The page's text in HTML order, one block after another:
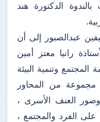
الدكتورة هند
عبدالصبور إلى أن
رانيا معتز أمين
وتنمية البيئة
مجموعة من المحاور
العنف الأسرى ،
على الفرد والمجتمع ،